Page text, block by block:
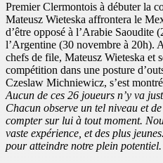
Premier Clermontois à débuter la
Mateusz Wieteska affrontera le
d’être opposé à l’Arabie Saoudite
l’Argentine (30 novembre à 20h).
chefs de file, Mateusz Wieteska et
compétition dans une posture
Czeslaw Michniewicz, s’est
Aucun de ces 26 joueurs n’y va
Chacun observe un tel niveau et
compter sur lui à tout moment.
vaste expérience, et des plus
pour atteindre notre plein potentiel.